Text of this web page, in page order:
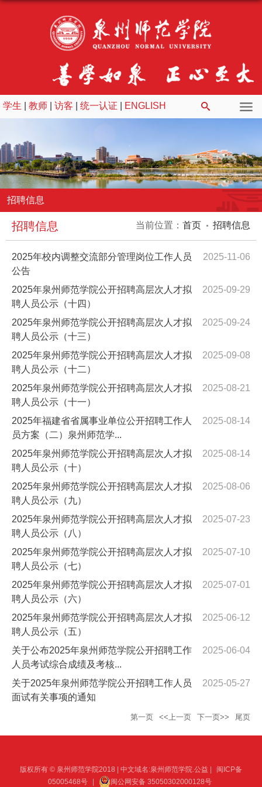
学生 教师 访客 统一认证 ENGLISH
招聘信息
当前位置： 首页 招聘信息
招聘信息
2025年校内调整交流部分管理岗位工作人员
公告
2025-11-06
2025年泉州师范学院公开招聘高层次人才拟
聘人员公示（十四）
2025-09-29
2025年泉州师范学院公开招聘高层次人才拟
聘人员公示（十三）
2025-09-24
2025年泉州师范学院公开招聘高层次人才拟
聘人员公示（十二）
2025-09-08
2025年泉州师范学院公开招聘高层次人才拟
聘人员公示（十一）
2025-08-21
2025年福建省省属事业单位公开招聘工作人
员方案（二）泉州师范学...
2025-08-14
2025年泉州师范学院公开招聘高层次人才拟
聘人员公示（十）
2025-08-14
2025年泉州师范学院公开招聘高层次人才拟
聘人员公示（九）
2025-08-06
2025年泉州师范学院公开招聘高层次人才拟
聘人员公示（八）
2025-07-23
2025年泉州师范学院公开招聘高层次人才拟
聘人员公示（七）
2025-07-10
2025年泉州师范学院公开招聘高层次人才拟
聘人员公示（六）
2025-07-01
2025年泉州师范学院公开招聘高层次人才拟
聘人员公示（五）
2025-06-12
关于公布2025年泉州师范学院公开招聘工作
人员考试综合成绩及考核...
2025-06-04
关于2025年泉州师范学院公开招聘工作人员
面试有关事项的通知
2025-05-27
第一页 <<上一页 下一页>> 尾页
版权所有 © 泉州师范学院2018 | 中文域名:泉州师范学院.公益 |
闽ICP备
05005468号
闽公网安备 35050302000128号